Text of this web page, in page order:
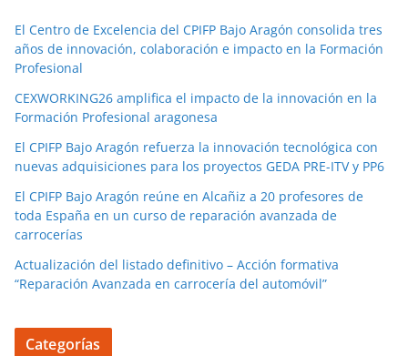
El Centro de Excelencia del CPIFP Bajo Aragón consolida tres
años de innovación, colaboración e impacto en la Formación
Profesional
CEXWORKING26 amplifica el impacto de la innovación en la
Formación Profesional aragonesa
El CPIFP Bajo Aragón refuerza la innovación tecnológica con
nuevas adquisiciones para los proyectos GEDA PRE-ITV y PP6
El CPIFP Bajo Aragón reúne en Alcañiz a 20 profesores de
toda España en un curso de reparación avanzada de
carrocerías
Actualización del listado definitivo – Acción formativa
“Reparación Avanzada en carrocería del automóvil”
Categorías